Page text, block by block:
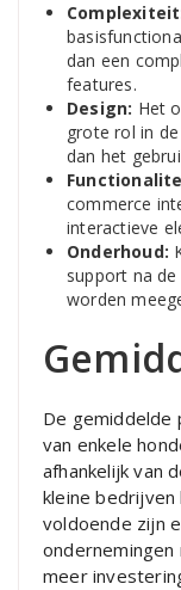
dan een
features.
Design: Het
grote rol in
dan het
commerce
interactieve
Onderhoud:
support na
worden
De gemiddelde
van enkele
afhankelijk van
kleine
voldoende zijn
meer